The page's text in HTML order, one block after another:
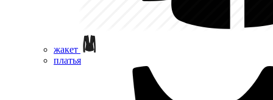
жакет
платья